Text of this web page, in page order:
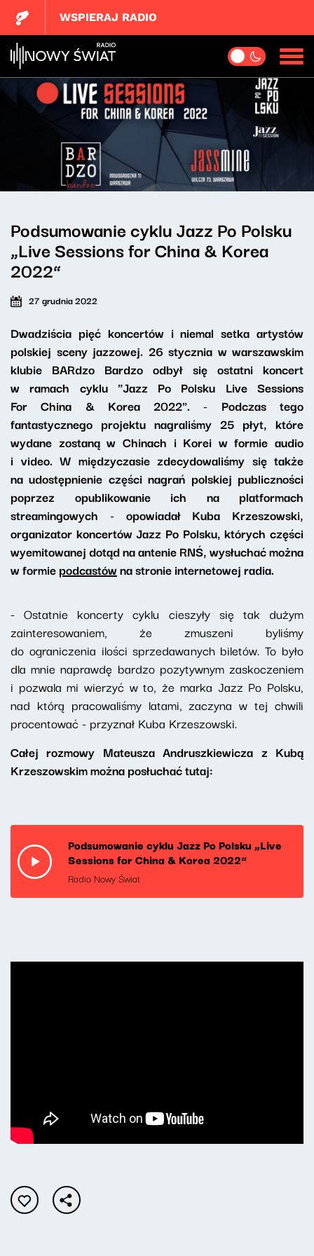
WSPIERAJ RADIO
Podsumowanie cyklu Jazz Po Polsku
„Live Sessions for China & Korea
2022”
27 grudnia 2022
Dwadziścia pięć koncertów i niemal setka artystów
polskiej sceny jazzowej. 26 stycznia w warszawskim
klubie BARdzo Bardzo odbył się ostatni koncert
w ramach cyklu "Jazz Po Polsku Live Sessions
For China & Korea 2022". - Podczas tego
fantastycznego projektu nagraliśmy 25 płyt, które
wydane zostaną w Chinach i Korei w formie audio
i video. W międzyczasie zdecydowaliśmy się także
na udostępnienie części nagrań polskiej publiczności
poprzez opublikowanie ich na platformach
streamingowych - opowiadał Kuba Krzeszowski,
organizator koncertów Jazz Po Polsku, których części
wyemitowanej dotąd na antenie RNŚ, wysłuchać można
w formiepodcastówna stronie internetowej radia.
- Ostatnie koncerty cyklu cieszyły się tak dużym
zainteresowaniem, że zmuszeni byliśmy
do ograniczenia ilości sprzedawanych biletów. To było
dla mnie naprawdę bardzo pozytywnym zaskoczeniem
i pozwala mi wierzyć w to, że marka Jazz Po Polsku,
nad którą pracowaliśmy latami, zaczyna w tej chwili
procentować - przyznał Kuba Krzeszowski.
Całej rozmowy Mateusza Andruszkiewicza z Kubą
Krzeszowskim można posłuchać tutaj:
Podsumowanie cyklu Jazz Po Polsku „Live
Sessions for China & Korea 2022”
Radio Nowy Świat